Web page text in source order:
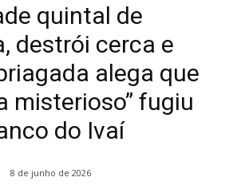
quintal de
destrói cerca e
alega que
misterioso” fugiu
do Ivaí
8 de junho de 2026